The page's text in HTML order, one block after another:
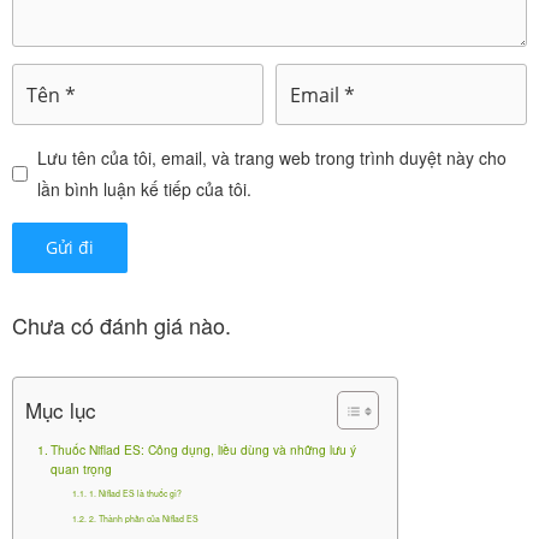
3.3. Nhiễm khuẩn đường tiết niệu
Viêm bàng quang, viêm bể thận, viêm niệu đạo.
3.4. Nhiễm khuẩn da và mô mềm
Nhiễm khuẩn da và tổ chức dưới da, viêm da mủ
mạn tính, nhọt, áp-xe da, nhiễm khuẩn vết thương,
viêm mô tế bào
3.5. Nhiễm khuẩn cơ xương khớp
Viêm xương tủy .
3.6. Nhiễm khuẩn trong ổ bụng và phụ khoa
Lưu tên của tôi, email, và trang web trong trình duyệt này cho
lần bình luận kế tiếp của tôi.
Chưa có đánh giá nào.
Mục lục
Thuốc Niflad ES: Công dụng, liều dùng và những lưu ý
quan trọng
1. Niflad ES là thuốc gì?
2. Thành phần của Niflad ES